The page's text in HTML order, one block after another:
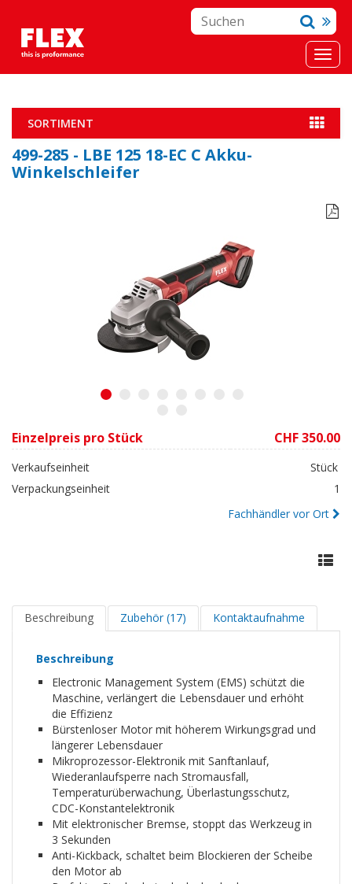
SORTIMENT
499-285 - LBE 125 18-EC C Akku-
Winkelschleifer

1
Einzelpreis pro Stück CHF 350.00
Verkaufseinheit
Stück
Verpackungseinheit
1
Fachhändler vor Ort
Beschreibung Zubehör (17) Kontaktaufnahme
Beschreibung
Electronic Management System (EMS) schützt die
Maschine, verlängert die Lebensdauer und erhöht
die Effizienz
Bürstenloser Motor mit höherem Wirkungsgrad und
längerer Lebensdauer
Mikroprozessor-Elektronik mit Sanftanlauf,
Wiederanlaufsperre nach Stromausfall,
Temperaturüberwachung, Überlastungsschutz,
CDC-Konstantelektronik
Mit elektronischer Bremse, stoppt das Werkzeug in
3 Sekunden
Anti-Kickback, schaltet beim Blockieren der Scheibe
den Motor ab